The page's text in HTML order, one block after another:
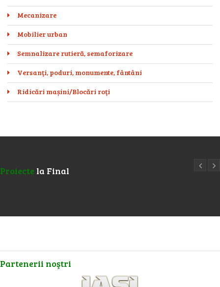
Mecanizare
Mobilier urban
Semnalizare rutieră, semaforizare
Versanţi, poduri, monumente, fântâni
Ridicări mașini/Blocări roţi
Proiecte la Final
Partenerii noştri